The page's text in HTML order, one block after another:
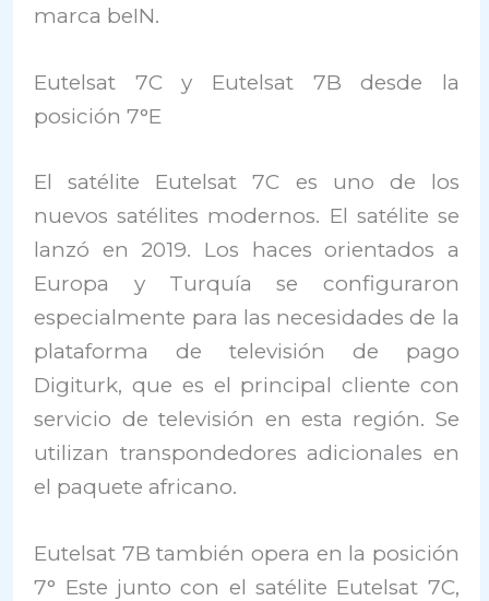
marca beIN.
Eutelsat 7C y Eutelsat 7B desde la
posición 7°E
El satélite Eutelsat 7C es uno de los
nuevos satélites modernos. El satélite se
lanzó en 2019. Los haces orientados a
Europa y Turquía se configuraron
especialmente para las necesidades de la
plataforma de televisión de pago
Digiturk, que es el principal cliente con
servicio de televisión en esta región. Se
utilizan transpondedores adicionales en
el paquete africano.
Eutelsat 7B también opera en la posición
7° Este junto con el satélite Eutelsat 7C,